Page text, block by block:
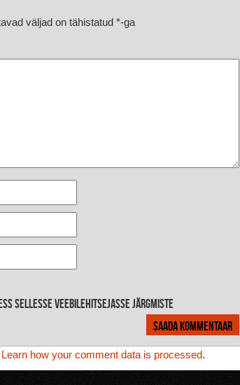
väljad on tähistatud *-ga
sellesse veebilehitsejasse järgmiste
Learn how your comment data is processed.